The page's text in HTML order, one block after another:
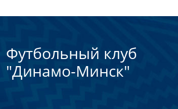
Футбольный клуб
"Динамо-Минск"